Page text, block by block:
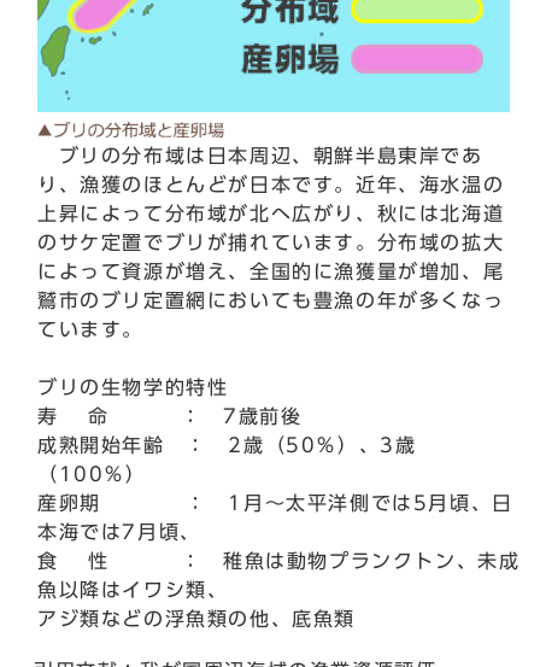
ブリの分布域は日本周辺、朝鮮半島東岸であ
り、漁獲のほとんどが日本です。近年、海水温の
上昇によって分布域が北へ広がり、秋には北海道
のサケ定置でブリが捕れています。分布域の拡大
によって資源が増え、全国的に漁獲量が増加、尾
鷲市のブリ定置網においても豊漁の年が多くなっ
ています。
ブリの生物学的特性
寿 命 ： 7歳前後
成熟開始年齢 ： 2歳（50％）、3歳
（100％）
産卵期 ： 1月～太平洋側では5月頃、日
本海では7月頃、
食 性 ： 稚魚は動物プランクトン、未成
魚以降はイワシ類、
アジ類などの浮魚類の他、底魚類